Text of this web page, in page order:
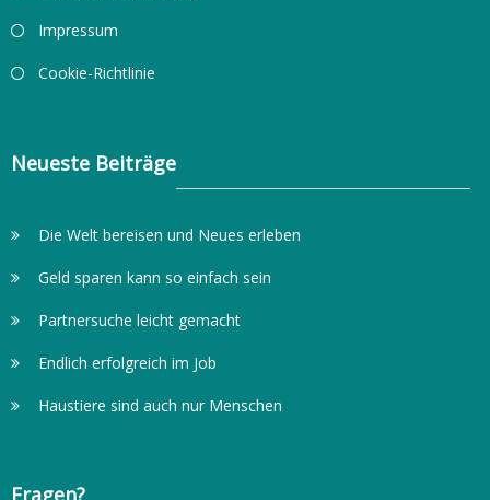
Impressum
Cookie-Richtlinie
Neueste Beiträge
Die Welt bereisen und Neues erleben
Geld sparen kann so einfach sein
Partnersuche leicht gemacht
Endlich erfolgreich im Job
Haustiere sind auch nur Menschen